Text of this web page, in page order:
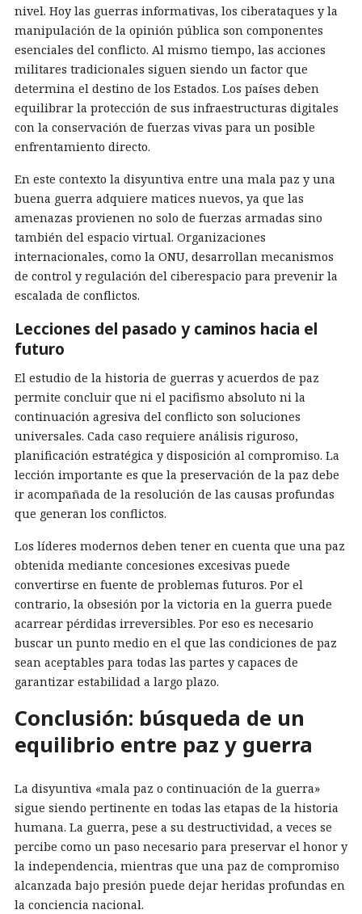
nivel. Hoy las guerras informativas, los ciberataques y la
manipulación de la opinión pública son componentes
esenciales del conflicto. Al mismo tiempo, las acciones
militares tradicionales siguen siendo un factor que
determina el destino de los Estados. Los países deben
equilibrar la protección de sus infraestructuras digitales
con la conservación de fuerzas vivas para un posible
enfrentamiento directo.
En este contexto la disyuntiva entre una mala paz y una
buena guerra adquiere matices nuevos, ya que las
amenazas provienen no solo de fuerzas armadas sino
también del espacio virtual. Organizaciones
internacionales, como la ONU, desarrollan mecanismos
de control y regulación del ciberespacio para prevenir la
escalada de conflictos.
Lecciones del pasado y caminos hacia el
futuro
El estudio de la historia de guerras y acuerdos de paz
permite concluir que ni el pacifismo absoluto ni la
continuación agresiva del conflicto son soluciones
universales. Cada caso requiere análisis riguroso,
planificación estratégica y disposición al compromiso. La
lección importante es que la preservación de la paz debe
ir acompañada de la resolución de las causas profundas
que generan los conflictos.
Los líderes modernos deben tener en cuenta que una paz
obtenida mediante concesiones excesivas puede
convertirse en fuente de problemas futuros. Por el
contrario, la obsesión por la victoria en la guerra puede
acarrear pérdidas irreversibles. Por eso es necesario
buscar un punto medio en el que las condiciones de paz
sean aceptables para todas las partes y capaces de
garantizar estabilidad a largo plazo.
Conclusión: búsqueda de un
equilibrio entre paz y guerra
La disyuntiva «mala paz o continuación de la guerra»
sigue siendo pertinente en todas las etapas de la historia
humana. La guerra, pese a su destructividad, a veces se
percibe como un paso necesario para preservar el honor y
la independencia, mientras que una paz de compromiso
alcanzada bajo presión puede dejar heridas profundas en
la conciencia nacional.